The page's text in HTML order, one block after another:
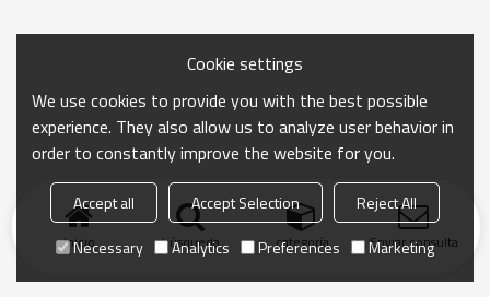
Inicio búsqueda categoría Enviar consulta
Cookie settings
We use cookies to provide you with the best possible
experience. They also allow us to analyze user behavior in
order to constantly improve the website for you.
Accept all Accept Selection
Reject All
Necessary
Analytics Preferences Marketing